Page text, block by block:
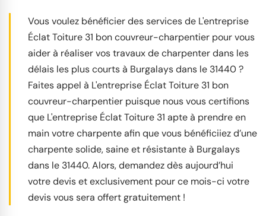
Vous voulez bénéficier des services de L'entreprise
Éclat Toiture 31 bon couvreur-charpentier pour vous
aider à réaliser vos travaux de charpenter dans les
délais les plus courts à Burgalays dans le 31440 ?
Faites appel à L'entreprise Éclat Toiture 31 bon
couvreur-charpentier puisque nous vous certifions
que L'entreprise Éclat Toiture 31 apte à prendre en
main votre charpente afin que vous bénéficiiez d’une
charpente solide, saine et résistante à Burgalays
dans le 31440. Alors, demandez dès aujourd’hui
votre devis et exclusivement pour ce mois-ci votre
devis vous sera offert gratuitement !